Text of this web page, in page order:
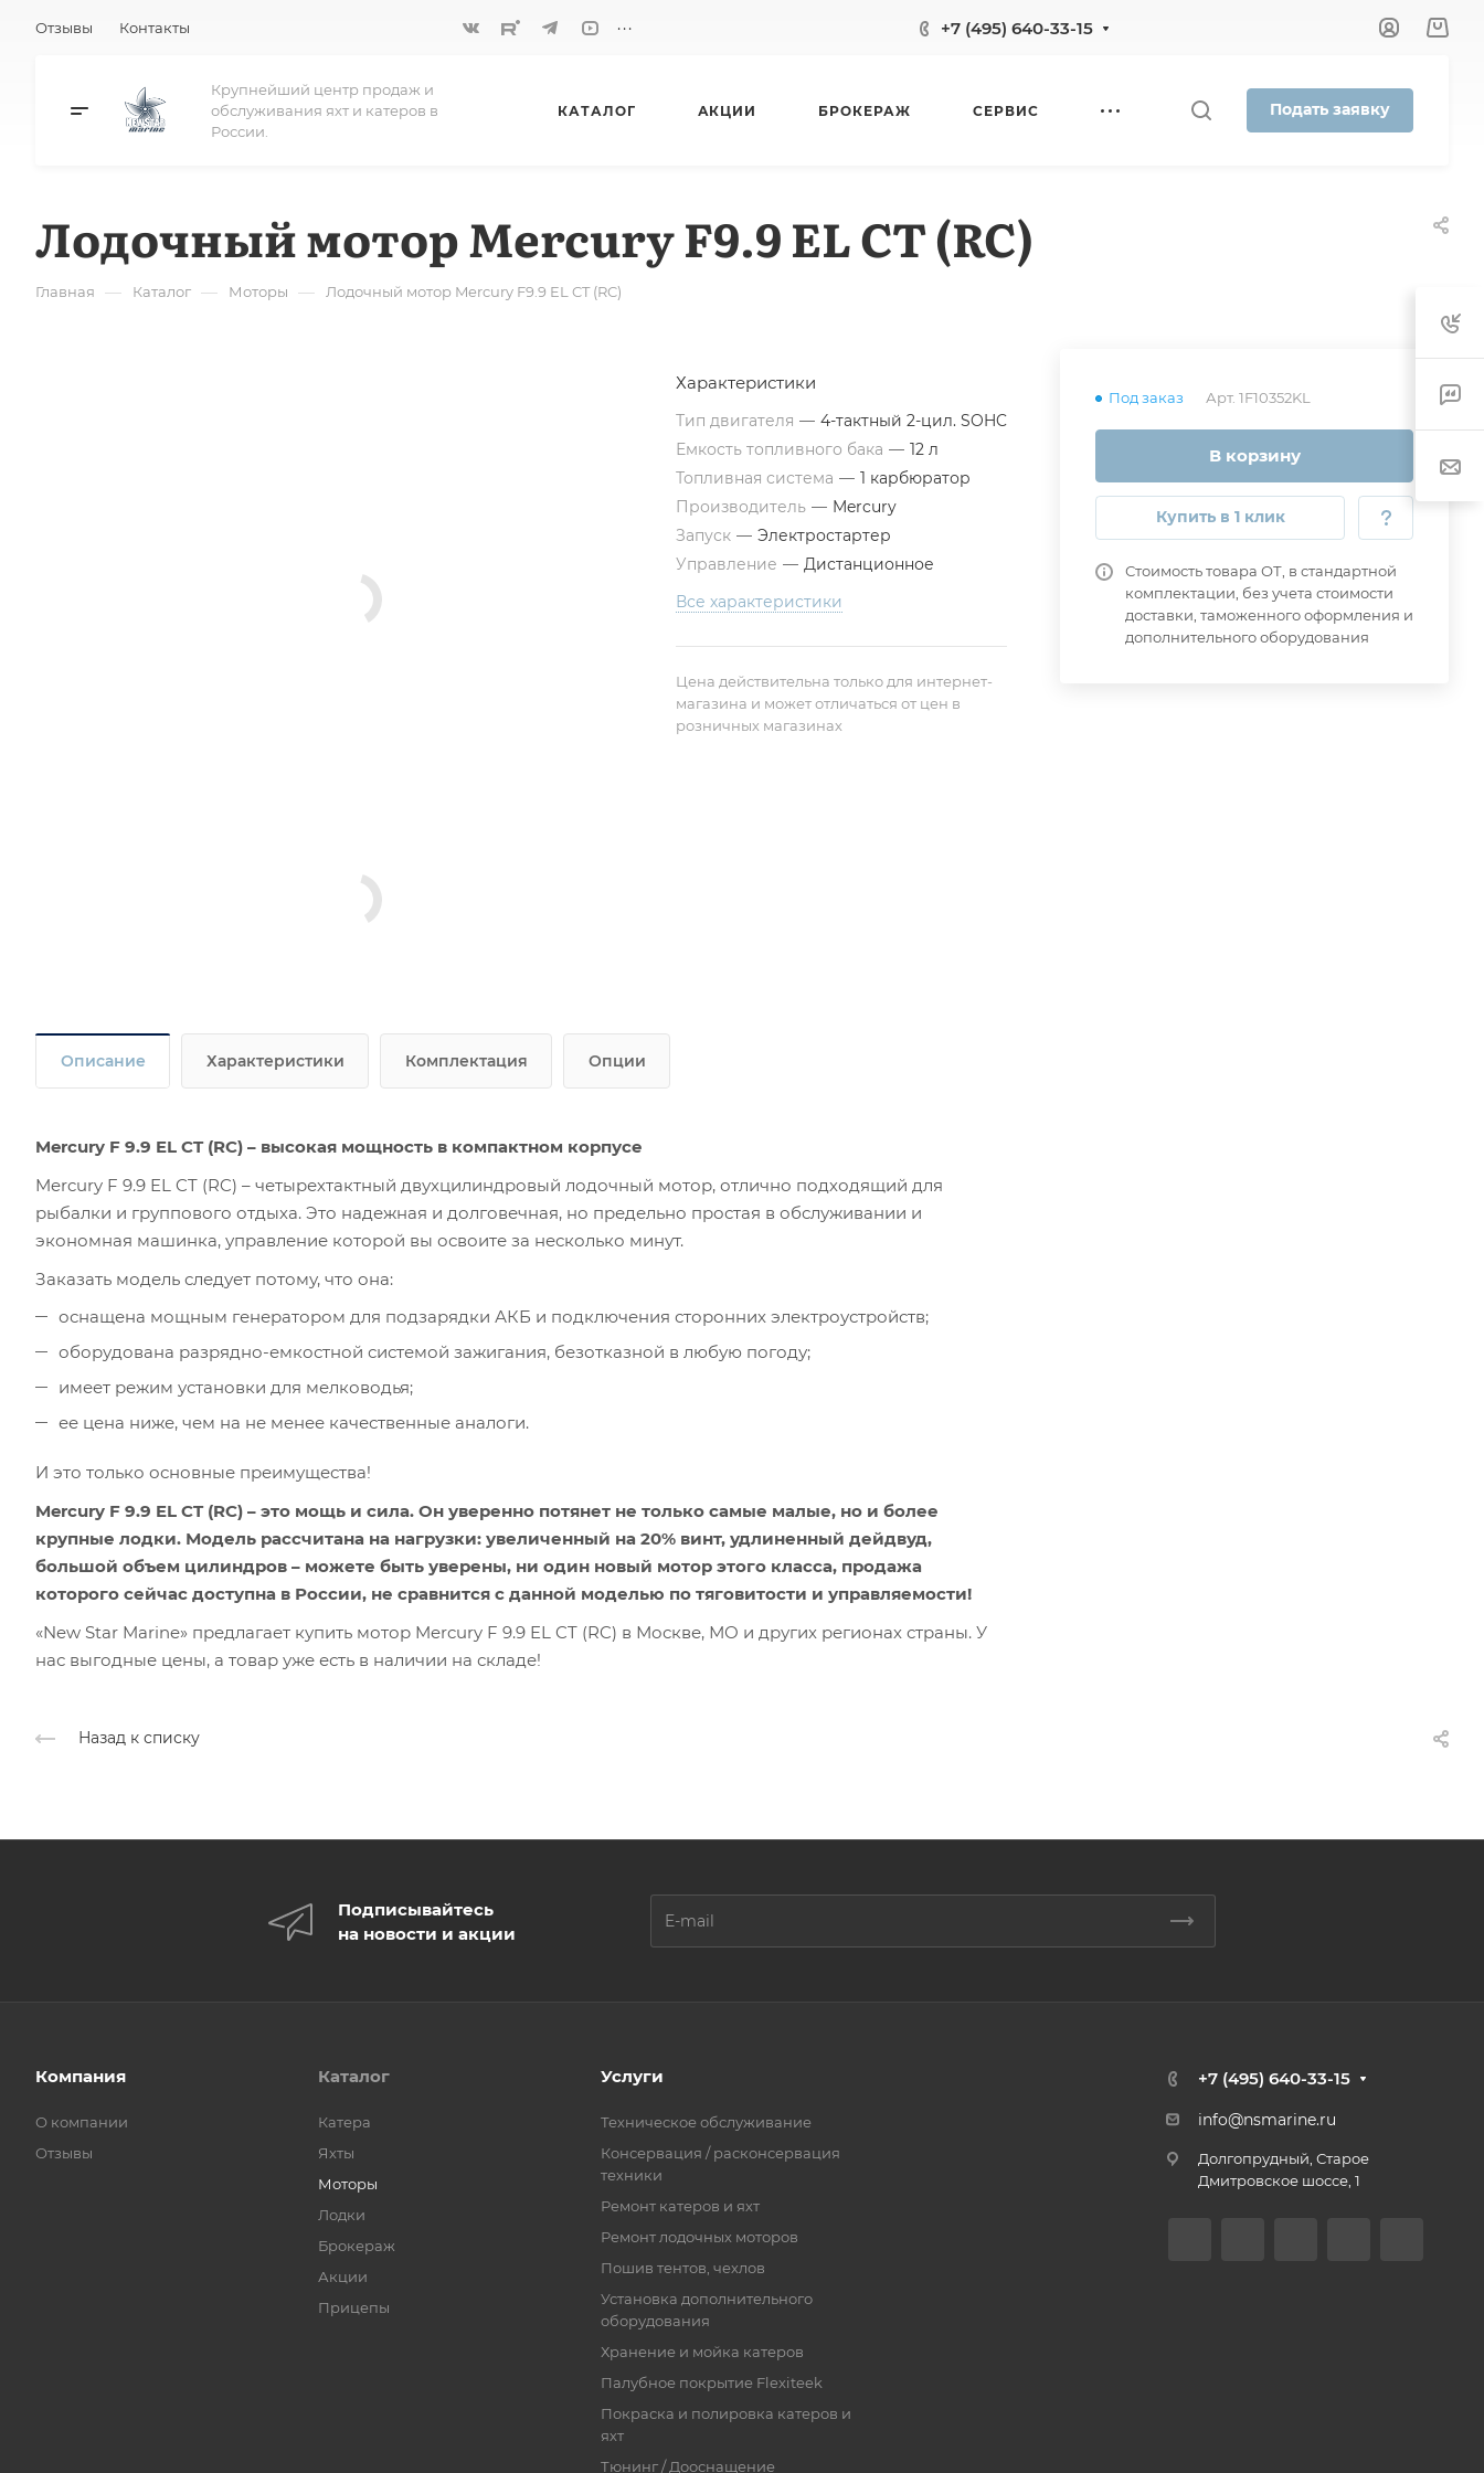
Отзывы Контакты ... +7 (495) 640-33-15
Крупнейший центр продаж и
обслуживания яхт и катеров в
России.
КАТАЛОГ АКЦИИ БРОКЕРАЖ СЕРВИС Подать заявку
Лодочный мотор Mercury F9.9 EL CT (RC)
Главная — Каталог — Моторы — Лодочный мотор Mercury F9.9 EL CT (RC)
Под заказ Арт. 1F10352KL
В корзину
Купить в 1 клик
Стоимость товара ОТ, в стандартной
комплектации, без учета стоимости
доставки, таможенного оформления и
дополнительного оборудования
Характеристики
Тип двигателя — 4-тактный 2-цил. SOHC
Емкость топливного бака — 12 л
Топливная система — 1 карбюратор
Производитель — Mercury
Запуск — Электростартер
Управление — Дистанционное
Все характеристики
Цена действительна только для интернет-
магазина и может отличаться от цен в
розничных магазинах
Описание Характеристики Комплектация Опции
Mercury F 9.9 EL CT (RC) – высокая мощность в компактном корпусе
Mercury F 9.9 EL CT (RC) – четырехтактный двухцилиндровый лодочный мотор, отлично подходящий для
рыбалки и группового отдыха. Это надежная и долговечная, но предельно простая в обслуживании и
экономная машинка, управление которой вы освоите за несколько минут.
Заказать модель следует потому, что она:
оснащена мощным генератором для подзарядки АКБ и подключения сторонних электроустройств;
оборудована разрядно-емкостной системой зажигания, безотказной в любую погоду;
имеет режим установки для мелководья;
ее цена ниже, чем на не менее качественные аналоги.
И это только основные преимущества!
Mercury F 9.9 EL CT (RC) – это мощь и сила. Он уверенно потянет не только самые малые, но и более
крупные лодки. Модель рассчитана на нагрузки: увеличенный на 20% винт, удлиненный дейдвуд,
большой объем цилиндров – можете быть уверены, ни один новый мотор этого класса, продажа
которого сейчас доступна в России, не сравнится с данной моделью по тяговитости и управляемости!
«New Star Marine» предлагает купить мотор Mercury F 9.9 EL CT (RC) в Москве, МО и других регионах страны. У
нас выгодные цены, а товар уже есть в наличии на складе!
Назад к списку
Подписывайтесь
на новости и акции
Компания
О компании
Отзывы
Каталог
Катера
Яхты
Моторы
Лодки
Брокераж
Акции
Прицепы
Услуги
Техническое обслуживание
Консервация / расконсервация
техники
Ремонт катеров и яхт
Ремонт лодочных моторов
Пошив тентов, чехлов
Установка дополнительного
оборудования
Хранение и мойка катеров
Палубное покрытие Flexiteek
Покраска и полировка катеров и
яхт
Тюнинг / Дооснащение
+7 (495) 640-33-15
info@nsmarine.ru
Долгопрудный, Старое
Дмитровское шоссе, 1